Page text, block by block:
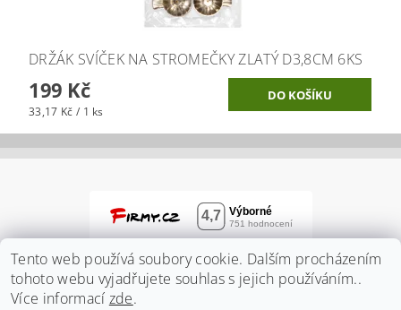
DRŽÁK SVÍČEK NA STROMEČKY ZLATÝ D3,8CM 6KS
199 Kč
33,17 Kč / 1 ks
Tento web používá soubory cookie. Dalším procházením
tohoto webu vyjadřujete souhlas s jejich používáním..
Více informací zde.